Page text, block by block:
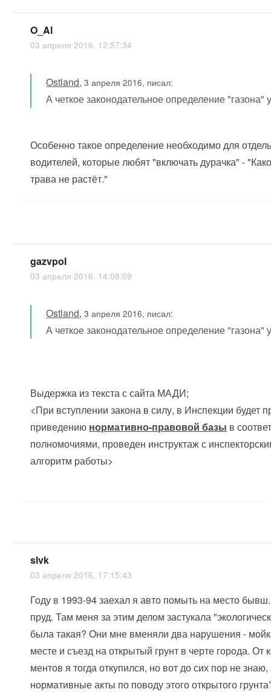
O_Al
03 апреля 2016, 12:57:34
Ostland,3 апреля 2016, писал:
А четкое законодательное определение "газона"
Особенно такое определение необходимо для
водителей, которые любят "включать дурачка" -
трава не растёт."
gazvpol
03 апреля 2016, 14:08:09
Ostland,3 апреля 2016, писал:
А четкое законодательное определение "газона"
Выдержка из текста с сайта МАДИ;
<При вступлении закона в силу, в Инспекции будет
приведению нормативно-правовой базы в
полномочиями, проведен инструктаж с
алгоритм работы>
slvk
03 апреля 2016, 17:15:43
Году в 1993-94 заехал я авто помыть на место
пруд. Там меня за этим делом застукала
была такая? Они мне вменяли два нарушения -
месте и съезд на открытый грунт в черте города.
ментов я тогда откупился, но вот до сих пор не знаю,
нормативные акты по поводу этого открытого